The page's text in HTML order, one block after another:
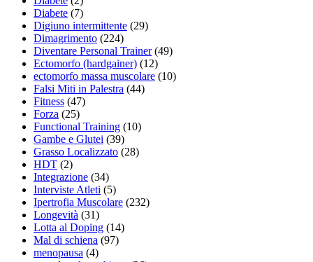
Diabete (7)
Digiuno intermittente (29)
Dimagrimento (224)
Diventare Personal Trainer(49)
Ectomorfo (hardgainer) (12)
ectomorfo massa muscolare (10)
Falsi Miti in Palestra (44)
Fitness (47)
Forza (25)
Functional Training (10)
Gambe e Glutei (39)
Grasso Localizzato (28)
HDT (2)
Integrazione (34)
Interviste Atleti (5)
Ipertrofia Muscolare (232)
Longevità (31)
Lotta al Doping (14)
Mal di schiena (97)
menopausa (4)